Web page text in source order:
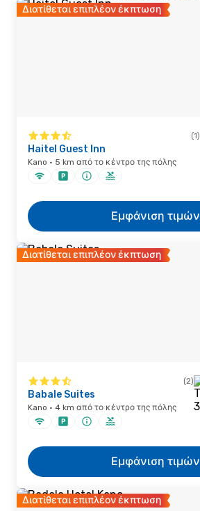
Διατίθεται επιπλέον έκπτωση
(1)
Haitel Guest Inn
Kano · 5 km από το κέντρο της πόλης
Εμφάνιση τιμών
Διατίθεται επιπλέον έκπτωση
(2)
Babale Suites
Kano · 4 km από το κέντρο της πόλης
Εμφάνιση τιμών
Διατίθεται επιπλέον έκπτωση